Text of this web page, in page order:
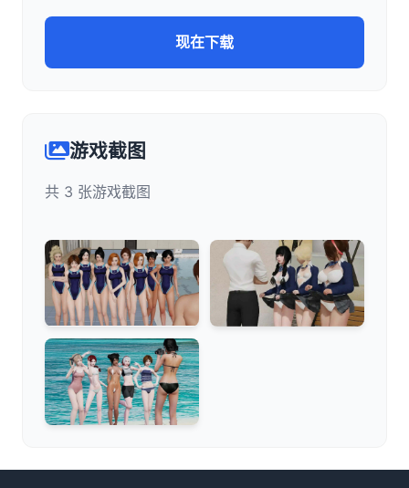
现在下载
游戏截图
共 3 张游戏截图